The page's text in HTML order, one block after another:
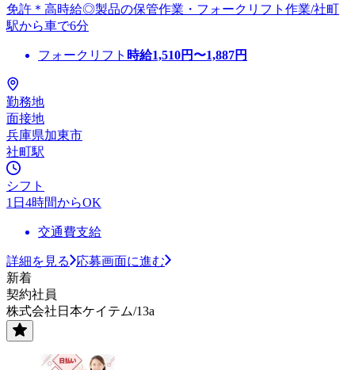
免許＊高時給◎製品の保管作業・フォークリフト作業/社町
駅から車で6分
フォークリフト 時給1,510円〜1,887円
勤務地
面接地
兵庫県加東市
社町駅
シフト
1日4時間からOK
交通費支給
詳細を見る
応募画面に進む
新着
契約社員
株式会社日本ケイテム/13a